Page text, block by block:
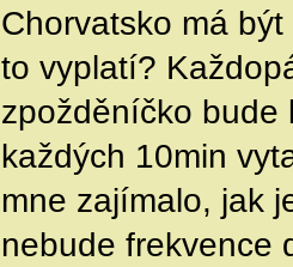
Chorvatsko má
to vyplatí?
zpožděníčko bude
každých 10min
mne zajímalo, jak
nebude frekvence